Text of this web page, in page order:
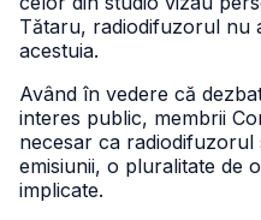
Tătaru, radiodifuzorul nu
acestuia.
Având în vedere că
interes public, membrii
necesar ca
emisiunii, o pluralitate de
implicate.